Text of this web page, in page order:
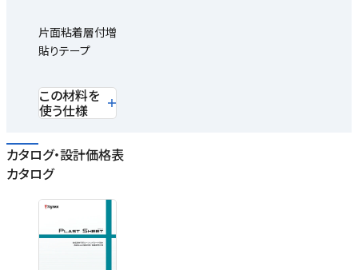
片面粘着層付増
貼りテープ
この材料を
使う仕様
カタログ・設計価格表
カタログ